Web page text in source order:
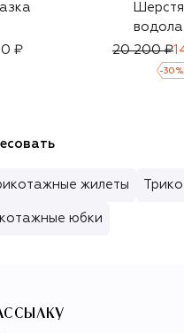
₽
20 200 ₽
-30 %
жилеты
юбки